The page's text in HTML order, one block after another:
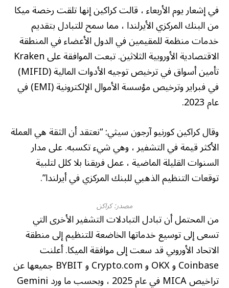
في إشعار يوم الأربعاء ، قالت كراكين إنها تلقت رخصة ميكا
من البنك المركزي الأيرلندا ، مما سمح للتبادل بتقديم
خدمات منظمة للمقيمين في الدول الأعضاء في المنطقة
الاقتصادية الأوروبية الثلاثين. تبعت الموافقة على Kraken
تأمين أسواق في ترخيص توجيه الأدوات المالية (MIFID)
في فبراير وترخيص مؤسسة الأموال الإلكترونية (EMI) في
عام 2023.
وقال كراكين كورنيو آرجون سيثي: “نعتقد أن الثقة هي العملة
الأكثر قيمة في التشفير ، وهي شيء تكسبه. على مدار
السنوات القليلة الماضية ، عمل فريقنا بلا كلل لتلبية
توقعات التنظيم الذهبي للبنك المركزي في أيرلندا”.
مصدر:كراكن
من المحتمل أن تبادل التبادلات التشفير الأخرى التي
تسعى إلى توسيع خدماتها الخاضعة للتنظيم إلى منطقة
الاتحاد الأوروبي قد سعت إلى موافقة الميكا. أعلنت
Coinbase و OKX و Crypto.com و BYBIT جميعها عن
تراخيص MICA في عام 2025 ، وبحسب ما ورد Gemini